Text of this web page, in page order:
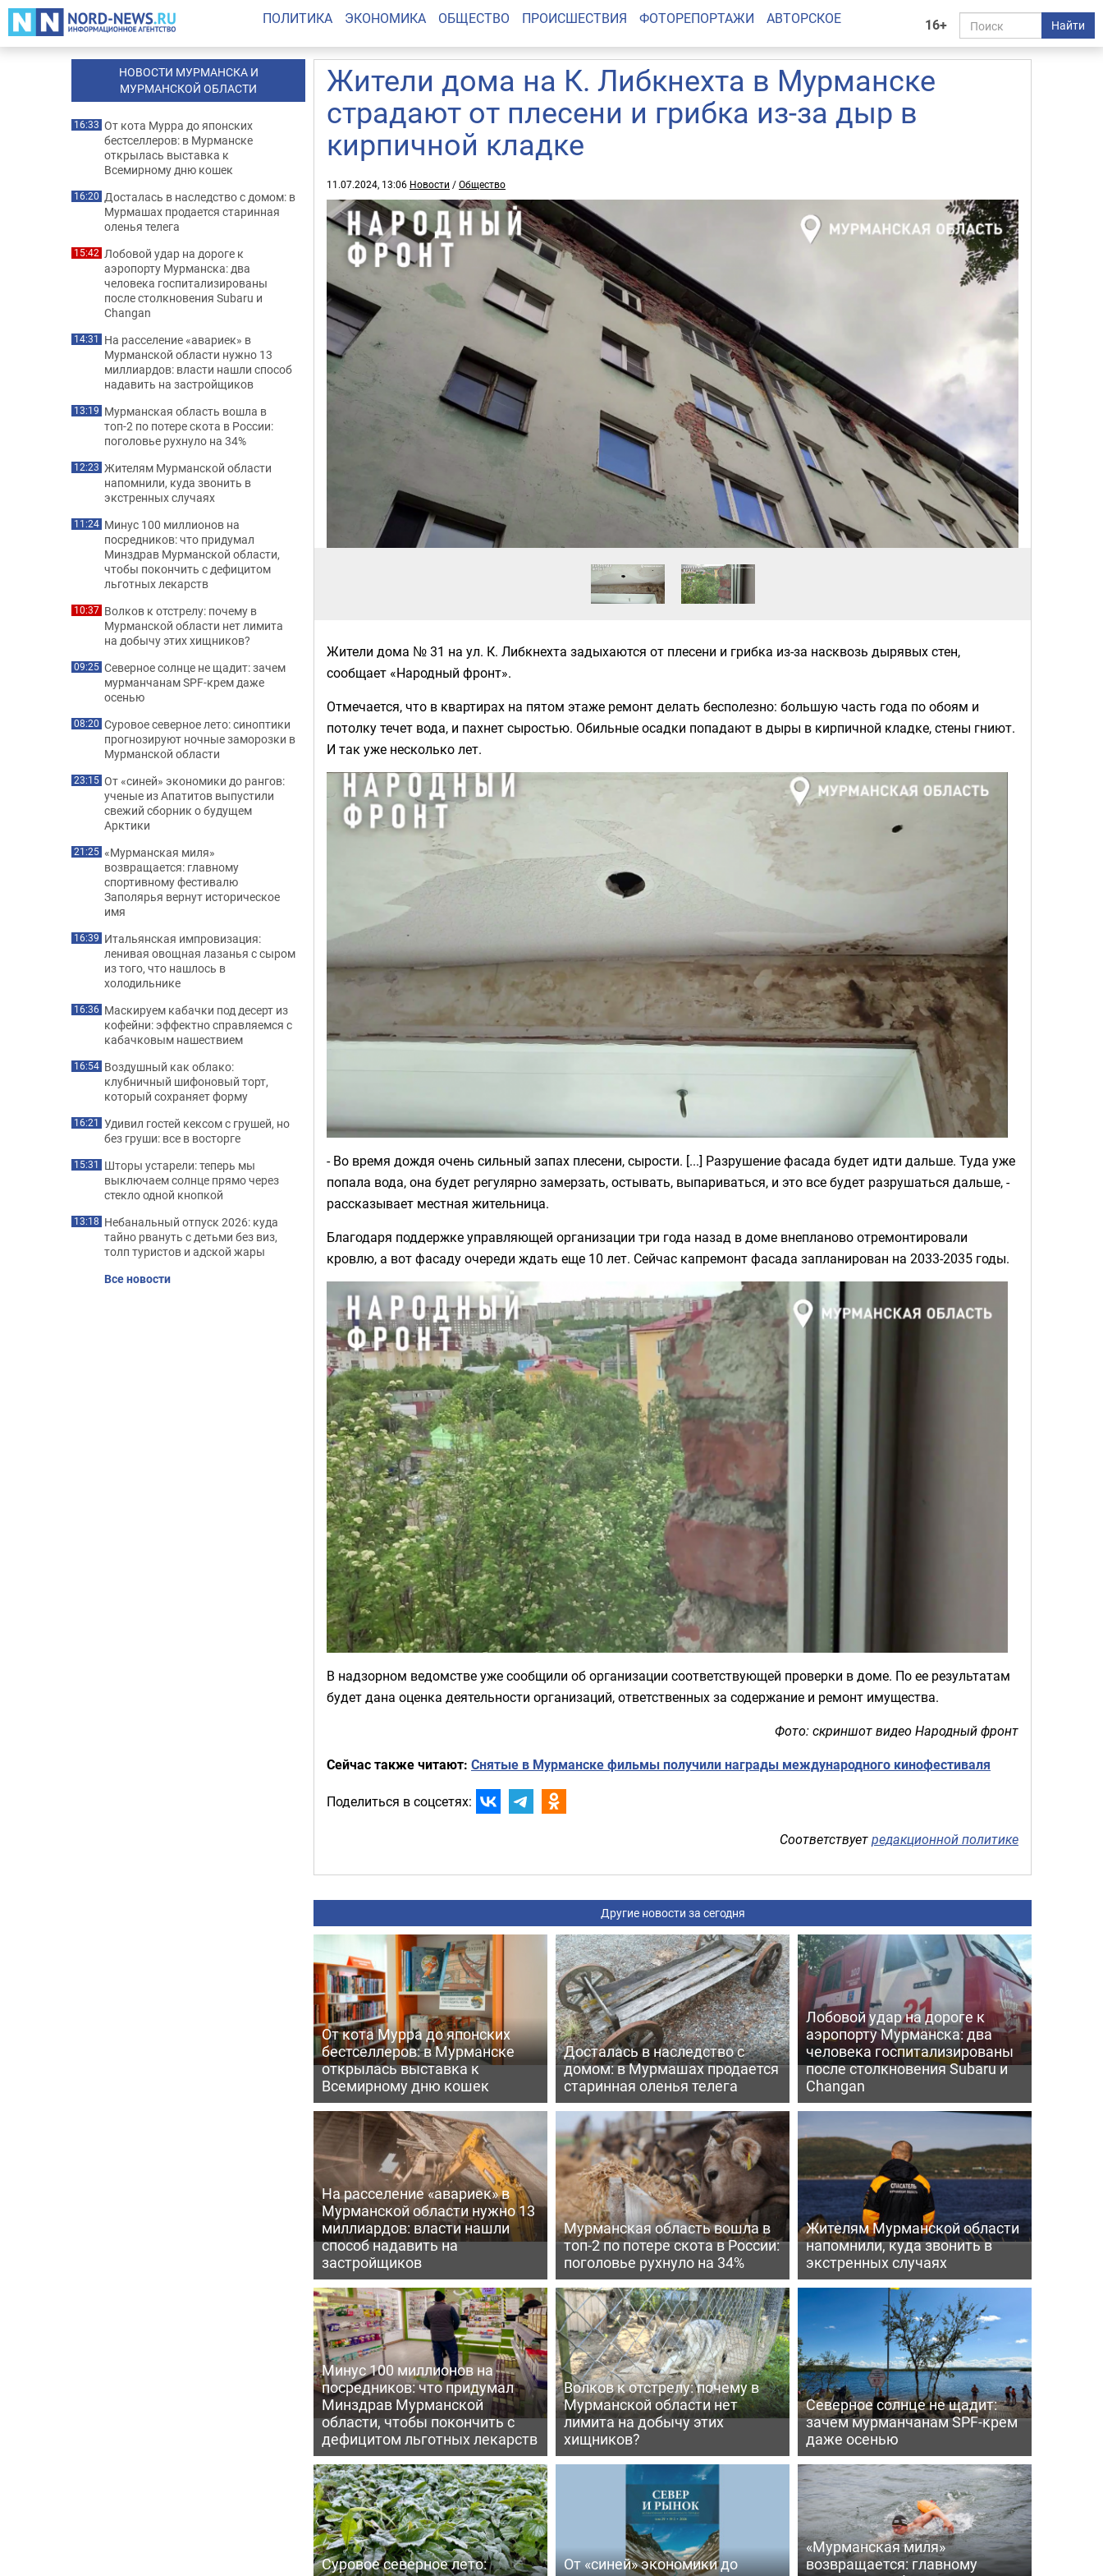
16+ Найти
ПОЛИТИКА ЭКОНОМИКА ОБЩЕСТВО ПРОИСШЕСТВИЯ ФОТОРЕПОРТАЖИ АВТОРСКОЕ
Жители дома на К. Либкнехта в Мурманске
страдают от плесени и грибка из-за дыр в
кирпичной кладке
11.07.2024, 13:06 Новости /Общество
Жители дома № 31 на ул. К. Либкнехта задыхаются от плесени и грибка из-за насквозь дырявых стен,
сообщает «Народный фронт».
Отмечается, что в квартирах на пятом этаже ремонт делать бесполезно: большую часть года по обоям и
потолку течет вода, и пахнет сыростью. Обильные осадки попадают в дыры в кирпичной кладке, стены гниют.
И так уже несколько лет.
- Во время дождя очень сильный запах плесени, сырости. [...] Разрушение фасада будет идти дальше. Туда уже
попала вода, она будет регулярно замерзать, остывать, выпариваться, и это все будет разрушаться дальше, -
рассказывает местная жительница.
Благодаря поддержке управляющей организации три года назад в доме внепланово отремонтировали
кровлю, а вот фасаду очереди ждать еще 10 лет. Сейчас капремонт фасада запланирован на 2033-2035 годы.
В надзорном ведомстве уже сообщили об организации соответствующей проверки в доме. По ее результатам
будет дана оценка деятельности организаций, ответственных за содержание и ремонт имущества.
Фото: скриншот видео Народный фронт
Сейчас также читают: Снятые в Мурманске фильмы получили награды международного кинофестиваля
Поделиться в соцсетях:
Соответствуетредакционной политике
Другие новости за сегодня
От кота Мурра до японских
бестселлеров: в Мурманске
открылась выставка к
Всемирному дню кошек
Досталась в наследство с
домом: в Мурмашах продается
старинная оленья телега
Лобовой удар на дороге к
аэропорту Мурманска: два
человека госпитализированы
после столкновения Subaru и
Changan
На расселение «авариек» в
Мурманской области нужно 13
миллиардов: власти нашли
способ надавить на
застройщиков
Мурманская область вошла в
топ-2 по потере скота в России:
поголовье рухнуло на 34%
Жителям Мурманской области
напомнили, куда звонить в
экстренных случаях
Минус 100 миллионов на
посредников: что придумал
Минздрав Мурманской
области, чтобы покончить с
дефицитом льготных лекарств
Волков к отстрелу: почему в
Мурманской области нет
лимита на добычу этих
хищников?
Северное солнце не щадит:
зачем мурманчанам SPF-крем
даже осенью
Суровое северное лето:
От «синей» экономики до
«Мурманская миля»
возвращается: главному
НОВОСТИ МУРМАНСКА И
МУРМАНСКОЙ ОБЛАСТИ
16:33 От кота Мурра до японских
бестселлеров: в Мурманске
открылась выставка к
Всемирному дню кошек
16:20 Досталась в наследство с домом: в
Мурмашах продается старинная
оленья телега
15:42 Лобовой удар на дороге к
аэропорту Мурманска: два
человека госпитализированы
после столкновения Subaru и
Changan
14:31 На расселение «авариек» в
Мурманской области нужно 13
миллиардов: власти нашли способ
надавить на застройщиков
13:19 Мурманская область вошла в
топ-2 по потере скота в России:
поголовье рухнуло на 34%
12:23 Жителям Мурманской области
напомнили, куда звонить в
экстренных случаях
11:24 Минус 100 миллионов на
посредников: что придумал
Минздрав Мурманской области,
чтобы покончить с дефицитом
льготных лекарств
10:37 Волков к отстрелу: почему в
Мурманской области нет лимита
на добычу этих хищников?
09:25 Северное солнце не щадит: зачем
мурманчанам SPF-крем даже
осенью
08:20 Суровое северное лето: синоптики
прогнозируют ночные заморозки в
Мурманской области
23:15 От «синей» экономики до рангов:
ученые из Апатитов выпустили
свежий сборник о будущем
Арктики
21:25 «Мурманская миля»
возвращается: главному
спортивному фестивалю
Заполярья вернут историческое
имя
16:39 Итальянская импровизация:
ленивая овощная лазанья с сыром
из того, что нашлось в
холодильнике
16:36 Маскируем кабачки под десерт из
кофейни: эффектно справляемся с
кабачковым нашествием
16:54 Воздушный как облако:
клубничный шифоновый торт,
который сохраняет форму
16:21 Удивил гостей кексом с грушей, но
без груши: все в восторге
15:31 Шторы устарели: теперь мы
выключаем солнце прямо через
стекло одной кнопкой
13:18 Небанальный отпуск 2026: куда
тайно рвануть с детьми без виз,
толп туристов и адской жары
Все новости